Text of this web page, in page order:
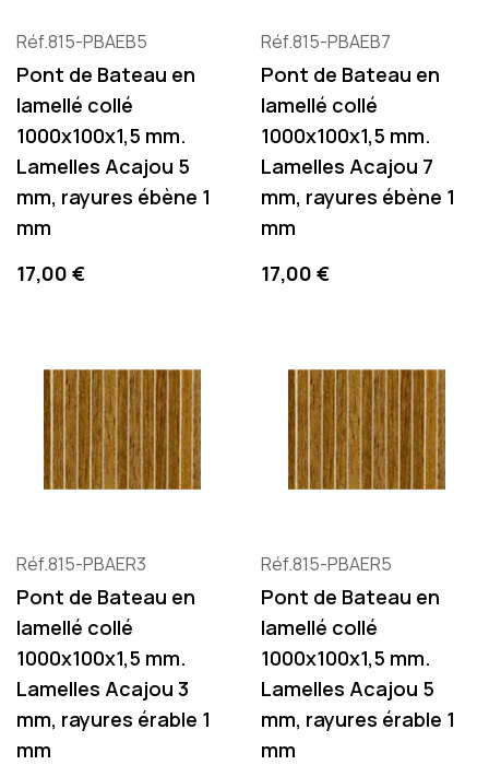
Réf.815-PBAEB5
Pont de Bateau en
lamellé collé
1000x100x1,5 mm.
Lamelles Acajou 5
mm, rayures ébène 1
mm
Precio
17,00 €
Réf.815-PBAEB7
Pont de Bateau en
lamellé collé
1000x100x1,5 mm.
Lamelles Acajou 7
mm, rayures ébène 1
mm
Precio
17,00 €
Réf.815-PBAER3
Pont de Bateau en
lamellé collé
1000x100x1,5 mm.
Lamelles Acajou 3
mm, rayures érable 1
mm
Réf.815-PBAER5
Pont de Bateau en
lamellé collé
1000x100x1,5 mm.
Lamelles Acajou 5
mm, rayures érable 1
mm